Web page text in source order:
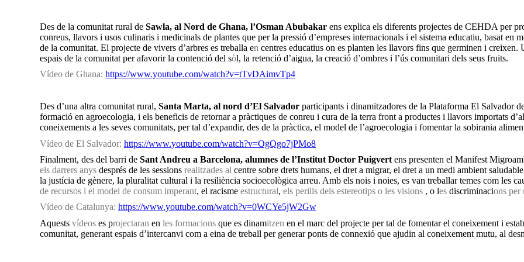
Des de la comunitat rural de Sawla, al Nord de Ghana, l’Osman Abubakar ens explica els diferents projectes de CEHDA per
conreus, llavors i usos culinaris i medicinals de plantes que per la pressió d’empreses internacionals i el sistema educatiu, basat en
de la comunitat. El projecte de vivers d’arbres es treballa en centres educatius on es planten les llavors fins que germinen i
espais de la comunitat per afavorir la contenció del sòl, la retenció d’aigua, la creació d’ombres i l’ús comunitari dels seus fruits.
Vídeo de Ghana: https://www.youtube.com/watch?v=tTvDAimvTp4
Des d’una altra comunitat rural, Santa Marta, al nord d’El Salvador participants i dinamitzadores de la Plataforma El Salvador
formació en agroecologia, i els beneficis de retornar a pràctiques de conreu i cura de la terra front a productes i llavors importats
coneixements a les seves comunitats, per tal d’expandir, des de la pràctica, el model de l’agroecologia i fomentar la sobirania
Vídeo de El Salvador: https://www.youtube.com/watch?v=OgQgo7jPMo8
Finalment, des del barri de Sant Andreu a Barcelona, alumnes de l’Institut Doctor Puigvert ens presenten el Manifest
els darrers anys després de les sessions realitzades al centre sobre drets humans, el dret a migrar, el dret a un medi ambient
la justícia de gènere, la pluralitat cultural i la resiliència socioecològica arreu. Amb els nois i noies, es van treballar temes com les
de recursos i el model de consum imperant, el racisme estructural, els perills dels estereotips o les visions , o les discriminacions per
Vídeo de Catalunya: https://www.youtube.com/watch?v=0WCYe5jW2Gw
Aquests vídeos es projectaran en les formacions que es dinamitzen en el marc del projecte per tal de fomentar el coneixement i
comunitat, generant espais d’intercanvi com a eina de treball per generar ponts de connexió que ajudin al coneixement mutu, al